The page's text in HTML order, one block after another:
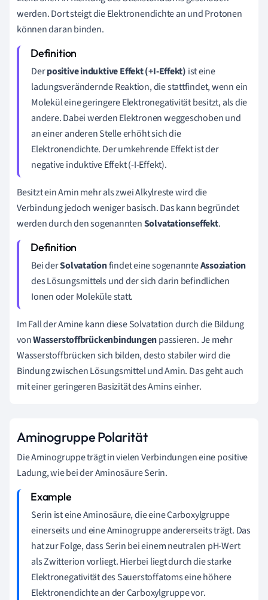
werden. Dort steigt die Elektronendichte an und Protonen
können daran binden.
Derpositive induktive Effekt (+I-Effekt) ist eine
ladungsverändernde Reaktion, die stattfindet, wenn ein
Molekül eine geringere Elektronegativität besitzt, als die
andere. Dabei werden Elektronen weggeschoben und
an einer anderen Stelle erhöht sich die
Elektronendichte. Der umkehrende Effekt ist der
negative induktive Effekt (-I-Effekt).
Besitzt ein Amin mehr als zwei Alkylreste wird die
Verbindung jedoch weniger basisch. Das kann begründet
werden durch den sogenanntenSolvatationseffekt.
Bei derSolvatationfindet eine sogenannteAssoziation
des Lösungsmittels und der sich darin befindlichen
Ionen oder Moleküle statt.
Im Fall der Amine kann diese Solvatation durch die Bildung
vonWasserstoffbrückenbindungenpassieren. Je mehr
Wasserstoffbrücken sich bilden, desto stabiler wird die
Bindung zwischen Lösungsmittel und Amin. Das geht auch
mit einer geringeren Basizität des Amins einher.
Aminogruppe Polarität
Die Aminogruppe trägt in vielen Verbindungen eine positive
Ladung, wie bei der Aminosäure Serin.
Serin ist eine Aminosäure, die eine Carboxylgruppe
einerseits und eine Aminogruppe andererseits trägt. Das
hat zur Folge, dass Serin bei einem neutralen pH-Wert
als Zwitterion vorliegt. Hierbei liegt durch die starke
Elektronegativität des Sauerstoffatoms eine höhere
Elektronendichte an der Carboxylgruppe vor.